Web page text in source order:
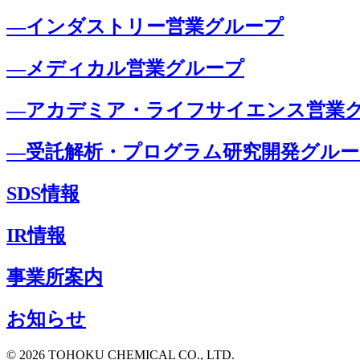
―インダストリー営業グループ
―メディカル営業グループ
―アカデミア・ライフサイエンス営業
―受託解析・プログラム研究開発グル
SDS情報
IR情報
事業所案内
お知らせ
© 2026 TOHOKU CHEMICAL CO., LTD.